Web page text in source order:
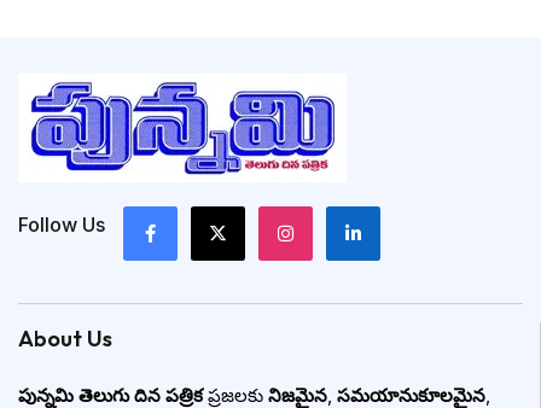
Follow Us
About Us
పున్నమి తెలుగు దిన పత్రికప్రజలకు నిజమైన, సమయానుకూలమైన,